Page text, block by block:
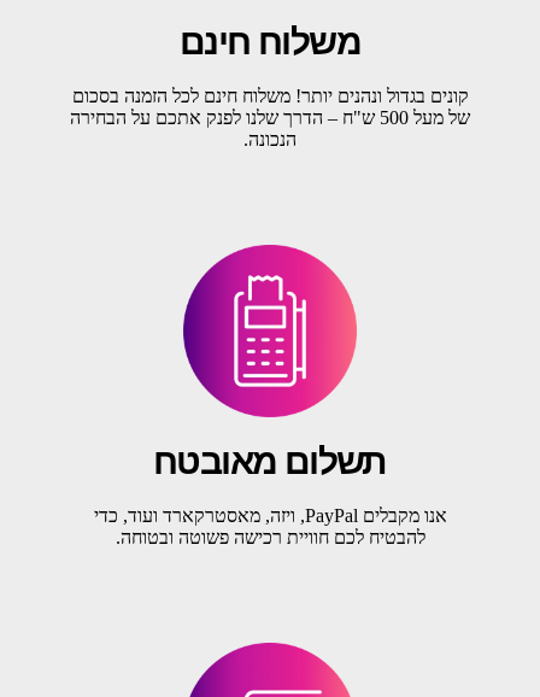
משלוח חינם
קונים בגדול ונהנים יותר! משלוח חינם לכל הזמנה בסכום
של מעל 500 ש"ח – הדרך שלנו לפנק אתכם על הבחירה
הנכונה.
תשלום מאובטח
אנו מקבלים PayPal, ויזה, מאסטרקארד ועוד, כדי
להבטיח לכם חוויית רכישה פשוטה ובטוחה.